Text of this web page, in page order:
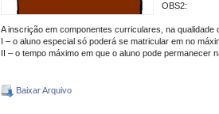
OBS2:
A inscrição em componentes curriculares, na qualidade
I – o aluno especial só poderá se matricular em no
II – o tempo máximo em que o aluno pode permanecer
Baixar Arquivo